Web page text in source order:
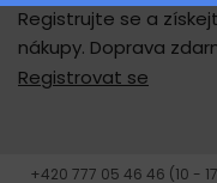
Registrujte se a
nákupy. Doprava
Registrovat se
+420 777 05 46 46 (10 -